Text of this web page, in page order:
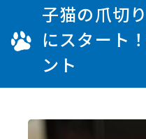
子猫の爪切
にスタート
ント